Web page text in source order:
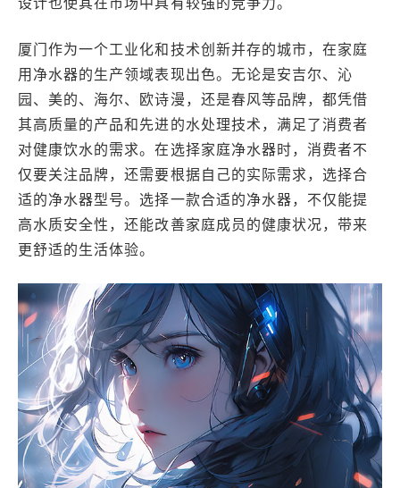
厦门作为一个工业化和技术创新并存的城市，在家庭
用净水器的生产领域表现出色。无论是安吉尔、沁
园、美的、海尔、欧诗漫，还是春风等品牌，都凭借
其高质量的产品和先进的水处理技术，满足了消费者
对健康饮水的需求。在选择家庭净水器时，消费者不
仅要关注品牌，还需要根据自己的实际需求，选择合
适的净水器型号。选择一款合适的净水器，不仅能提
高水质安全性，还能改善家庭成员的健康状况，带来
更舒适的生活体验。